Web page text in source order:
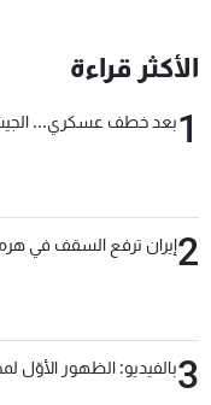
الأكثر قراءة
1بعد خطف عسكري...
2إيران ترفع السقف في
3بالفيديو: الظهور الأوّل
عن MTV